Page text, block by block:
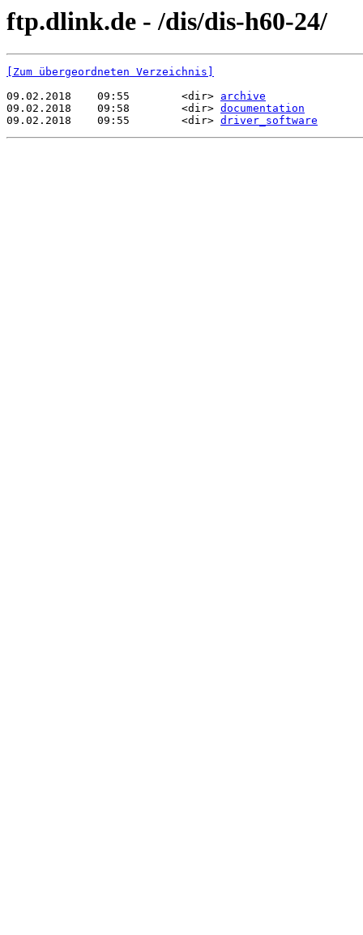
ftp.dlink.de - /dis/dis-h60-24/
[Zum übergeordneten Verzeichnis]
09.02.2018    09:55        <dir> archive
09.02.2018    09:58        <dir> documentation
09.02.2018    09:55        <dir> driver_software